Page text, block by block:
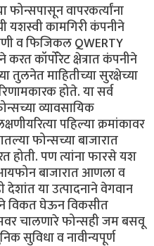
वापरकर्त्यांना
यशस्वी कामगिरी कंपनीने
व फिजिकल QWERTY
करत कॉर्पोरेट क्षेत्रात कंपनीने
तुलनेत माहितीच्या सुरक्षेच्या
होते. या सर्व
व्यावसायिक
पहिल्या क्रमांकावर
फोन्सच्या बाजारात
होती. पण त्यांना फारसे यश
बाजारात आणला व
देशांत या उत्पादनाने वेगवान
विकत घेऊन विकसीत
चालणारे फोन्सही जम बसवू
सुविधा व नावीन्यपूर्ण